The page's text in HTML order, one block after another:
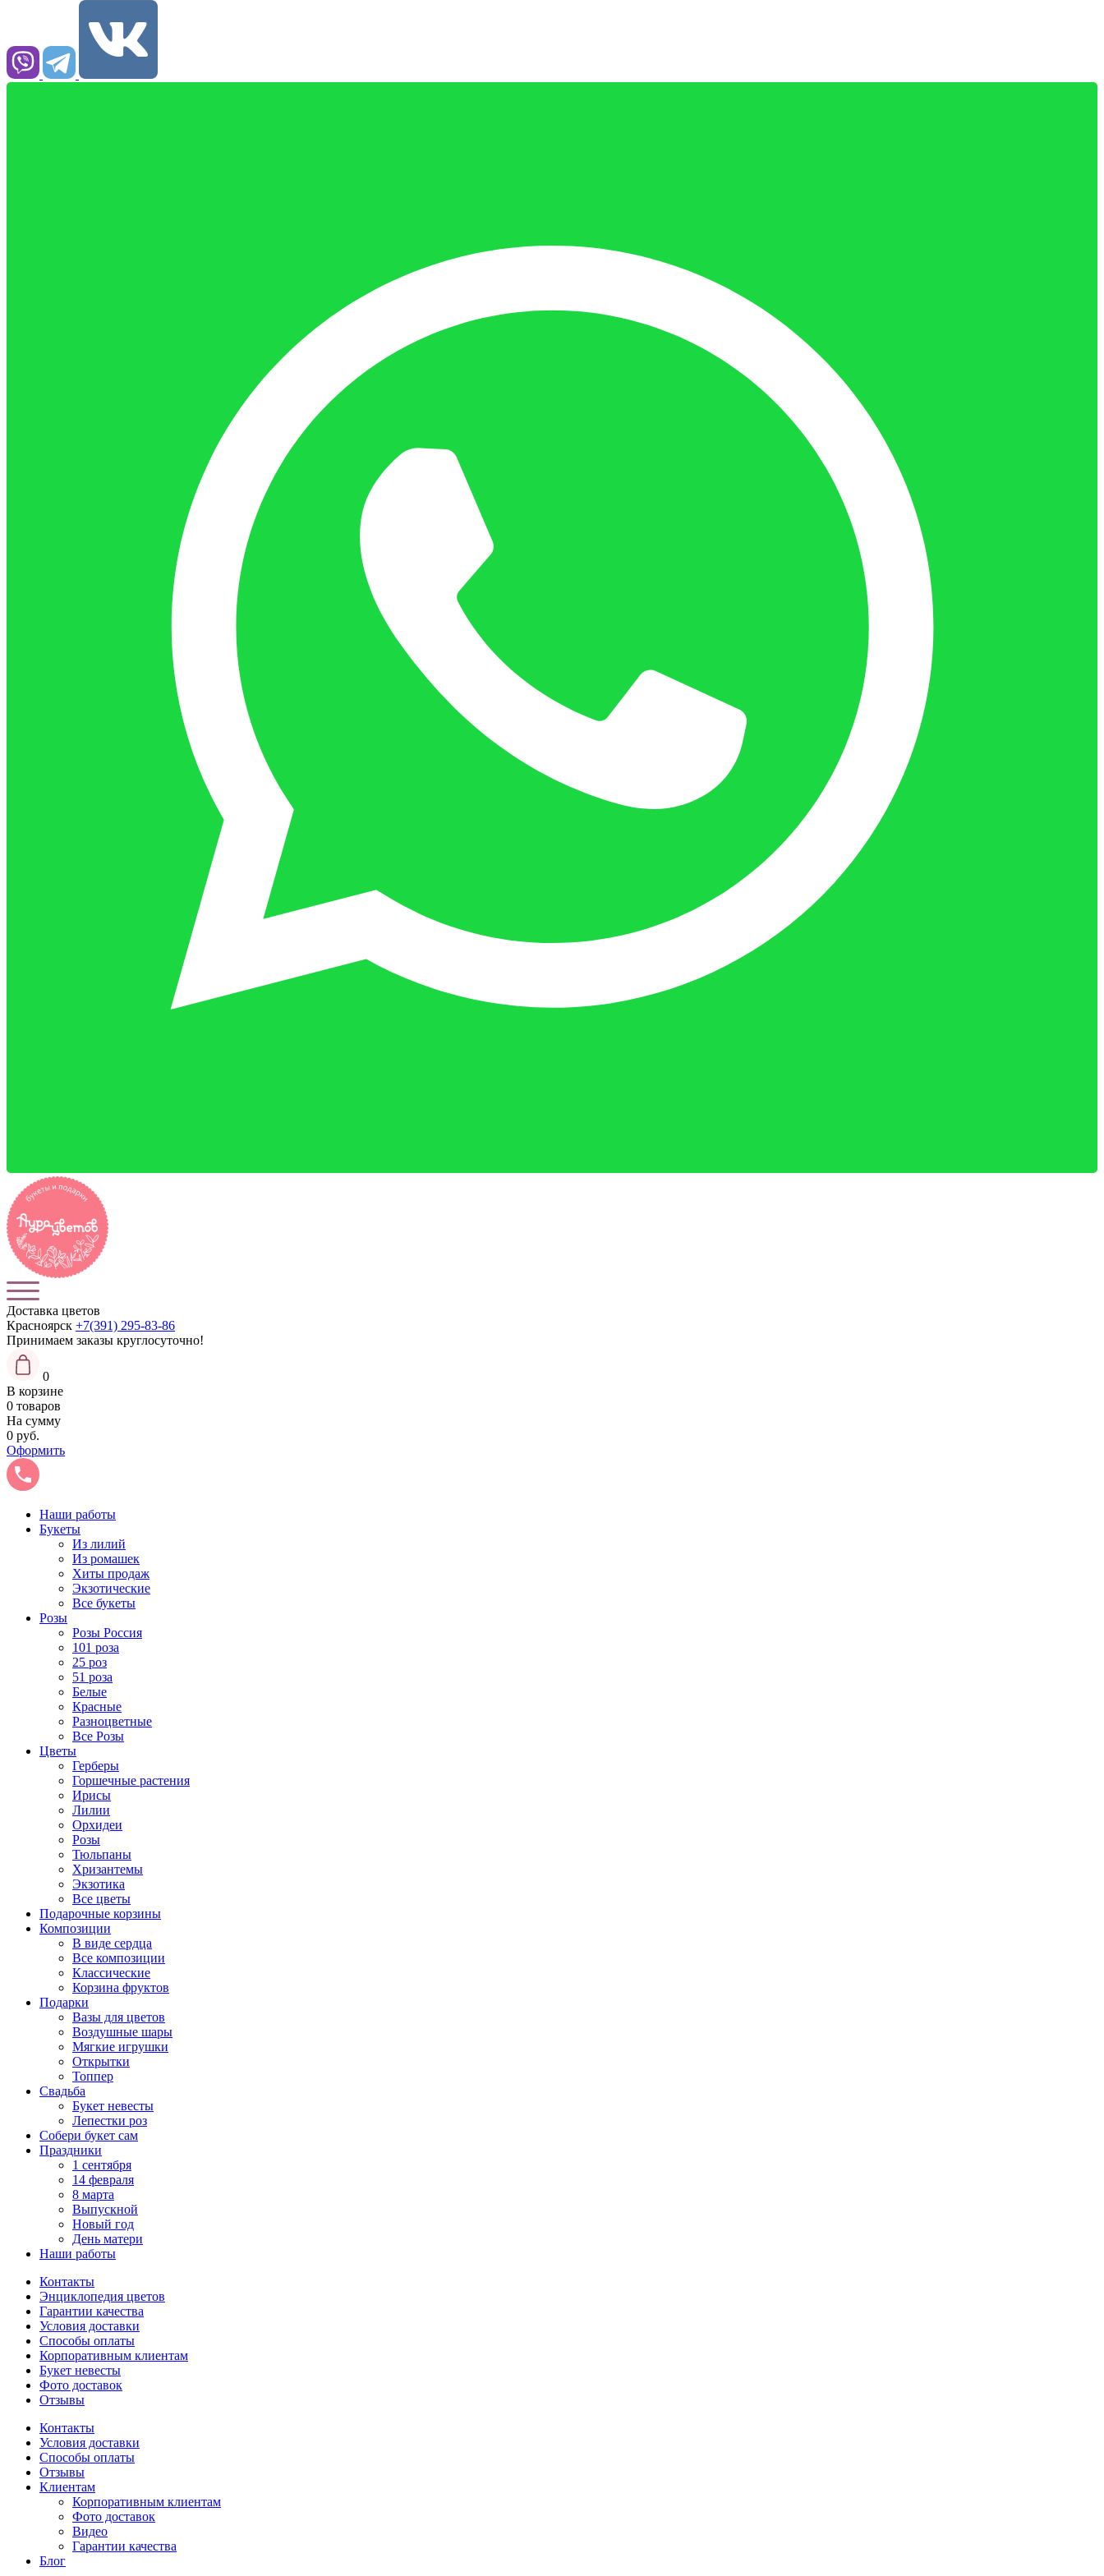
Доставка цветов
Красноярск +7(391) 295-83-86
Принимаем заказы круглосуточно!
0
В корзине
0 товаров
На сумму
0 руб.
Оформить
Наши работы
Букеты
Из лилий
Из ромашек
Хиты продаж
Экзотические
Все букеты
Розы
Розы Россия
101 роза
25 роз
51 роза
Белые
Красные
Разноцветные
Все Розы
Цветы
Герберы
Горшечные растения
Ирисы
Лилии
Орхидеи
Розы
Тюльпаны
Хризантемы
Экзотика
Все цветы
Подарочные корзины
Композиции
В виде сердца
Все композиции
Классические
Корзина фруктов
Подарки
Вазы для цветов
Воздушные шары
Мягкие игрушки
Открытки
Топпер
Свадьба
Букет невесты
Лепестки роз
Собери букет сам
Праздники
1 сентября
14 февраля
8 марта
Выпускной
Новый год
День матери
Наши работы
Контакты
Энциклопедия цветов
Гарантии качества
Условия доставки
Способы оплаты
Корпоративным клиентам
Букет невесты
Фото доставок
Отзывы
Контакты
Условия доставки
Способы оплаты
Отзывы
Клиентам
Корпоративным клиентам
Фото доставок
Видео
Гарантии качества
Блог